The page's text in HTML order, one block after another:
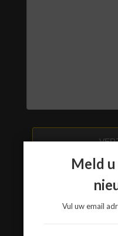
Meld
Vul uw email